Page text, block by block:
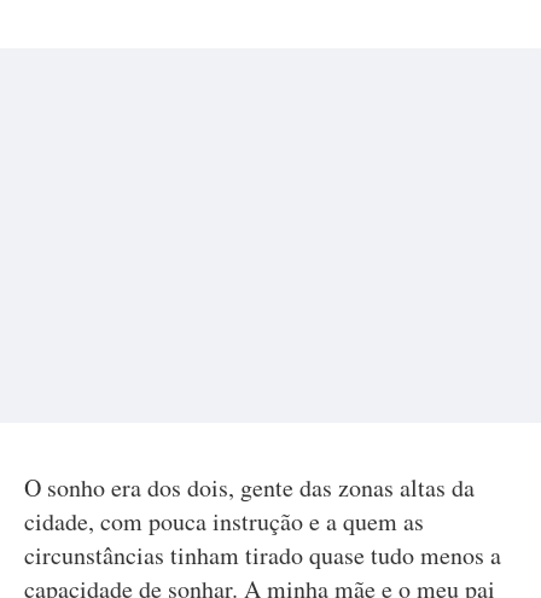
O sonho era dos dois, gente das zonas altas da
cidade, com pouca instrução e a quem as
circunstâncias tinham tirado quase tudo menos a
capacidade de sonhar. A minha mãe e o meu pai